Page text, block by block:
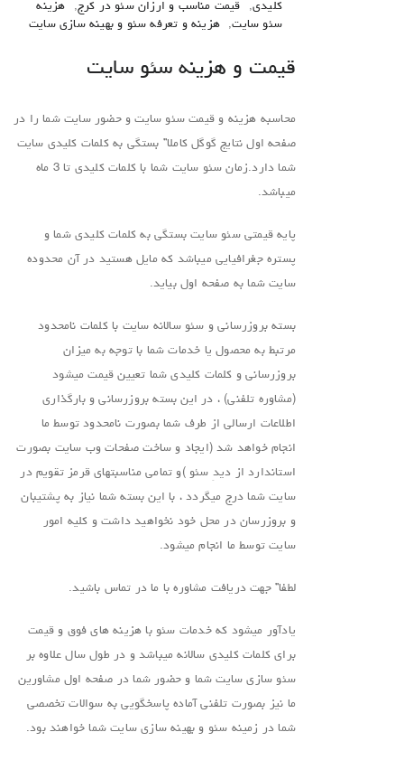
کلیدی, قیمت مناسب و ارزان سئو در کرج,
هزینه
سئو سایت, هزینه و تعرفه سئو و بهینه سازی سایت
قیمت و هزینه سئو سایت
محاسبه هزینه و قیمت سئو سایت و حضور سایت شما را در
صفحه اول نتایج گوگل کاملا” بستگی به کلمات کلیدی سایت
شما دارد.زمان سئو سایت شما با کلمات کلیدی تا 3 ماه
میباشد.
پایه قیمتی سئو سایت بستگی به کلمات کلیدی شما و
پستره جغرافیایی میباشد که مایل هستید در آن محدوده
سایت شما به صفحه اول بیاید.
بسته بروزرسانی و سئو سالانه سایت با کلمات نامحدود
مرتبط به محصول یا خدمات شما با توجه به میزان
بروزرسانی و کلمات کلیدی شما تعیین قیمت میشود
(مشاوره تلفنی) ، در این بسته بروزرسانی و بارگذاری
اطلاعات ارسالی از طرف شما بصورت نامحدود توسط ما
انجام خواهد شد (ایجاد و ساخت صفحات وب سایت بصورت
استاندارد از دیدِ سئو )و تمامی مناسبتهای قرمز تقویم در
سایت شما درج میگردد ، با این بسته شما نیاز به پشتیبان
و بروزرسان در محل خود نخواهید داشت و کلیه امور
سایت توسط ما انجام میشود.
لطفا” جهت دریافت مشاوره با ما در تماس باشید.
یادآور میشود که خدمات سئو با هزینه های فوق و قیمت
برای کلمات کلیدی سالانه میباشد و در طول سال علاوه بر
سئو سازی سایت شما و حضور شما در صفحه اول مشاورین
ما نیز بصورت تلفنی آماده پاسخگویی به سوالات تخصصی
شما در زمینه سئو و بهینه سازی سایت شما خواهند بود.